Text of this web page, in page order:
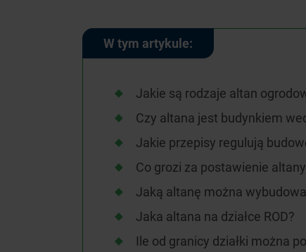
W tym artykule:
Jakie są rodzaje altan
Czy altana jest budynkiem
Jakie przepisy regulują
Co grozi za postawienie
Jaką altanę można
Jaka altana na działce ROD?
Ile od granicy działki można